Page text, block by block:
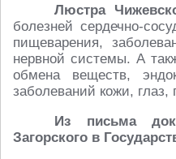
Люстра
болезней сердечно-
пищеварения,
нервной системы. А
обмена веществ,
заболеваний кожи,
Из письма
Загорского в